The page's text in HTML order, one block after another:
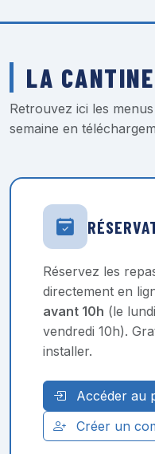
LA
Retrouvez ici les
semaine en
Réservez les
directement en
avant 10h (le
vendredi 10h).
installer.
Accéder au
Créer un